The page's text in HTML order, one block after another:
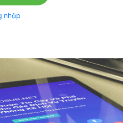
nhập